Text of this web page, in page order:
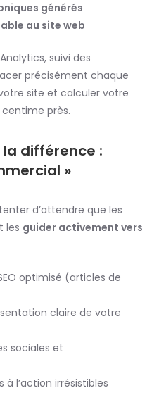
générés
au site web
suivi des
précisément chaque
site et calculer votre
près.
différence :
»
d’attendre que les
les guider activement vers
optimisé (articles de
claire de votre
sociales et
à l’action irrésistibles